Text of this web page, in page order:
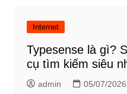
Internet
Typesense là gì?
cụ tìm kiếm siêu
admin 05/07/2026